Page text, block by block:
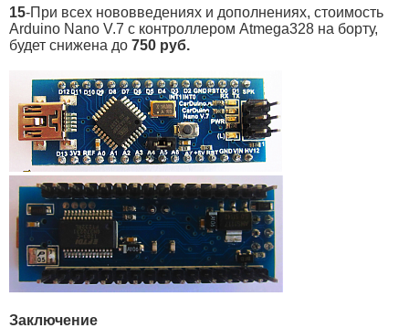
15-При всех нововведениях и дополнениях, стоимость
Arduino Nano V.7 c контроллером Atmega328 на борту,
будет снижена до 750 руб.
Заключение